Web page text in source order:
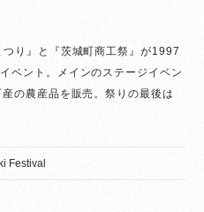
つり』と『茨城町商工祭』が1997
ベント。メインのステージイベン
の農産品を販売。祭りの最後は
Festival